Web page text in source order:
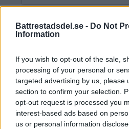
Battrestadsdel.se - Do Not
Information
If you wish to opt-out of the sale,
processing of your personal or
targeted advertising by us, please
section to confirm your selection.
opt-out request is processed you
interest-based ads based on
us or personal information
Annons: